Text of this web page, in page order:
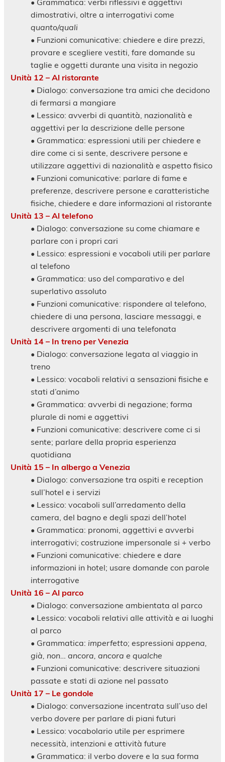
• Grammatica: verbi riflessivi e aggettivi
dimostrativi, oltre a interrogativi come
quanto/quali
• Funzioni comunicative: chiedere e dire prezzi,
provare e scegliere vestiti, fare domande su
taglie e oggetti durante una visita in negozio
Unità 12 – Al ristorante
• Dialogo: conversazione tra amici che decidono
di fermarsi a mangiare
• Lessico: avverbi di quantità, nazionalità e
aggettivi per la descrizione delle persone
• Grammatica: espressioni utili per chiedere e
dire come ci si sente, descrivere persone e
utilizzare aggettivi di nazionalità e aspetto fisico
• Funzioni comunicative: parlare di fame e
preferenze, descrivere persone e caratteristiche
fisiche, chiedere e dare informazioni al ristorante
Unità 13 – Al telefono
• Dialogo: conversazione su come chiamare e
parlare con i propri cari
• Lessico: espressioni e vocaboli utili per parlare
al telefono
• Grammatica: uso del comparativo e del
superlativo assoluto
• Funzioni comunicative: rispondere al telefono,
chiedere di una persona, lasciare messaggi, e
descrivere argomenti di una telefonata
Unità 14 – In treno per Venezia
• Dialogo: conversazione legata al viaggio in
treno
• Lessico: vocaboli relativi a sensazioni fisiche e
stati d’animo
• Grammatica: avverbi di negazione; forma
plurale di nomi e aggettivi
• Funzioni comunicative: descrivere come ci si
sente; parlare della propria esperienza
quotidiana
Unità 15 – In albergo a Venezia
• Dialogo: conversazione tra ospiti e reception
sull’hotel e i servizi
• Lessico: vocaboli sull’arredamento della
camera, del bagno e degli spazi dell’hotel
• Grammatica: pronomi, aggettivi e avverbi
interrogativi; costruzione impersonale si + verbo
• Funzioni comunicative: chiedere e dare
informazioni in hotel; usare domande con parole
interrogative
Unità 16 – Al parco
• Dialogo: conversazione ambientata al parco
• Lessico: vocaboli relativi alle attività e ai luoghi
al parco
• Grammatica: imperfetto; espressioni appena,
già, non… ancora, ancora e qualche
• Funzioni comunicative: descrivere situazioni
passate e stati di azione nel passato
Unità 17 – Le gondole
• Dialogo: conversazione incentrata sull’uso del
verbo dovere per parlare di piani futuri
• Lessico: vocabolario utile per esprimere
necessità, intenzioni e attività future
• Grammatica: il verbo dovere e la sua forma